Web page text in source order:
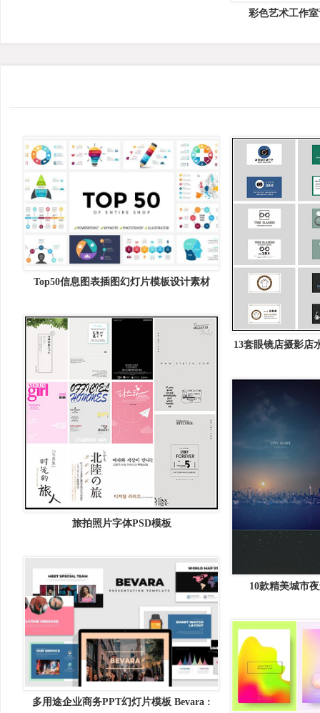
彩色艺术工作
Top50信息图表插图幻灯片模板设计素材
13套眼镜店摄影店
旅拍照片字体PSD模板
10款精美城市
多用途企业商务PPT幻灯片模板 Bevara :